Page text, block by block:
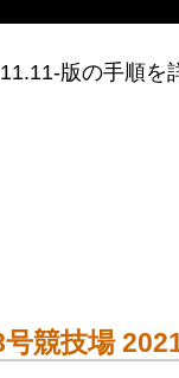
版の手順を
競技場